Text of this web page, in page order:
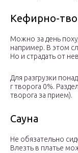
Кефирно-
Можно за день
например. В этом
Но и страдать от
Для разгрузки
г творога 0%.
творога за прием).
Сауна
Не обязательно
Влезть в платье